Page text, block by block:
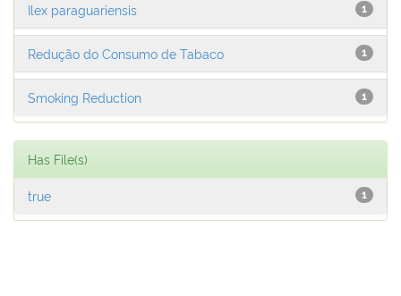
1
Ilex paraguariensis
1
Redução do Consumo de Tabaco
1
Smoking Reduction
Has File(s)
1
true